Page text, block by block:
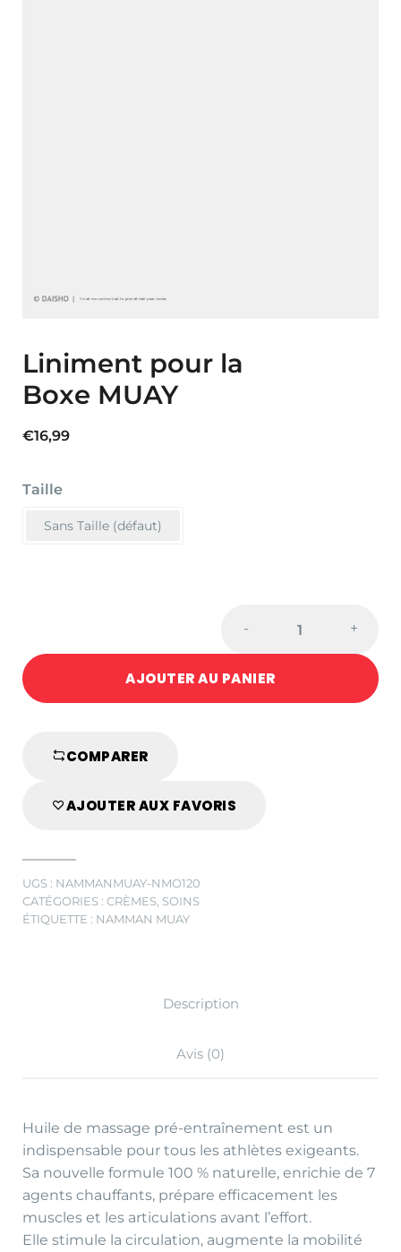
Liniment pour la
Boxe MUAY
€16,99
Taille
Sans Taille (défaut)
la
Boxe
MUAY
- +
AJOUTER AU PANIER
COMPARER
AJOUTER AUX FAVORIS
UGS : NAMMANMUAY-NMO120
CATÉGORIES : CRÈMES, SOINS
ÉTIQUETTE : NAMMAN MUAY
Description
Avis (0)
Huile de massage pré-entraînement est un
indispensable pour tous les athlètes exigeants.
Sa nouvelle formule 100 % naturelle, enrichie de 7
agents chauffants, prépare efficacement les
muscles et les articulations avant l’effort.
Elle stimule la circulation, augmente la mobilité